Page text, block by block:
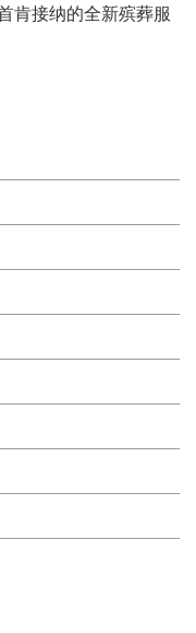
肯接纳的全新殡葬服